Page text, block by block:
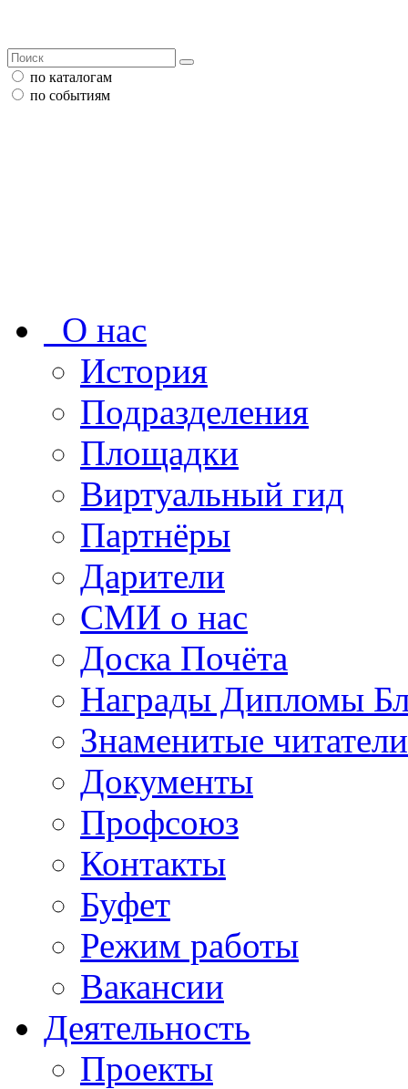
по каталогам
по событиям
О нас
История
Подразделения
Площадки
Виртуальный гид
Партнёры
Дарители
СМИ о нас
Доска Почёта
Награды Дипломы
Знаменитые
Документы
Профсоюз
Контакты
Буфет
Режим работы
Вакансии
Деятельность
Проекты